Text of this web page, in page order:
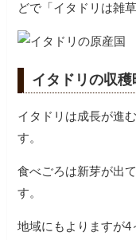
どで「イタドリは雑
イタドリの収穫
イタドリは成長が進
す。
食べごろは新芽が出
す。
地域にもよりますが4